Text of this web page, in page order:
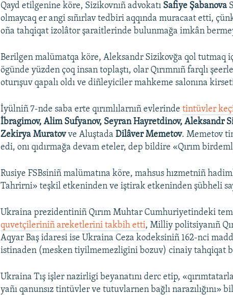
Qayd etilgenine köre, Sizikovnıñ advokatı Safiye Şabanova
olmaycaq er angi sıñırlav tedbiri aqqında muracaat etti,
oña tahqiqat izolâtor şaraitlerinde bulunmağa imkân
Berilgen malümatqa köre, Aleksandr Sizikovğa qol tutmaq
ögünde yüzden çoq insan toplaştı, olar Qırımnıñ farqlı
oturışuv qapalı oldı ve diñleyiciler mahkeme salonına
İyülniñ 7-nde saba erte qırımlılarnıñ evlerindetintüvler
İbragimov, Alim Sufyanov, Seyran Hayretdinov, Aleksandr
Zekirya Muratovve AluştadaDilâver Memetov. Memetov
edi, onı qıdırmağa devam eteler, dep bildire «Qırım
Rusiye FSBsiniñ malümatına köre, mahsus hızmetniñ
Tahrirni» teşkil etkeninden ve iştirak etkeninden şübheli
Ukraina prezidentiniñ Qırım Muhtar Cumhuriyetindeki
quvetçileriniñ areketlerini takbih etti, Milliy politsiyanıñ
Aqyar Baş idaresi ise Ukraina Ceza kodeksiniñ 162-nci
istinaden (mesken tiyilmemezligini bozuv) cinaiy tahqiqat
Ukraina Tış işler nazirligi beyanatını derc etip,
yañı qanunsız tintüvler ve tutuvlarnen bağlı narazılığını»